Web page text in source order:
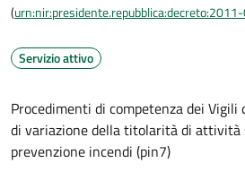
(
Servizio attivo
Procedimenti di competenza dei Vigili
di variazione della titolarità di attività
prevenzione incendi (pin7)